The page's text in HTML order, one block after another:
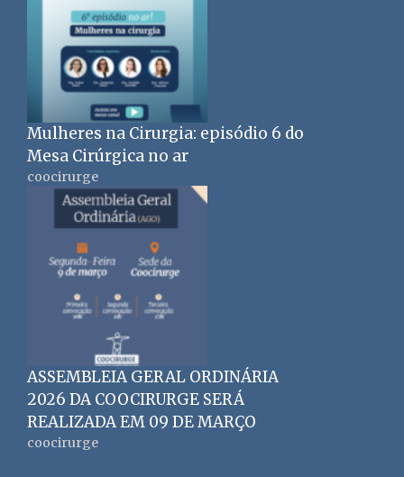
Mulheres na Cirurgia: episódio 6 do
Mesa Cirúrgica no ar
coocirurge
ASSEMBLEIA GERAL ORDINÁRIA
2026 DA COOCIRURGE SERÁ
REALIZADA EM 09 DE MARÇO
coocirurge